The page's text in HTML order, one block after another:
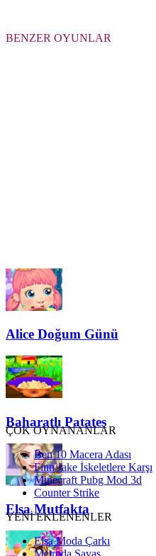
BENZER OYUNLAR
Alice Doğum Günü
Baharatlı Patates
Elsa Mutfakta
ÇOK OYNANANLAR
Ben 10 Macera Adası
Finn Jake İskeletlere Karşı
Minecraft Pubg Mod 3d
Counter Strike
YENİ EKLENENLER
Elsa Moda Çarkı
Metroda Savaş